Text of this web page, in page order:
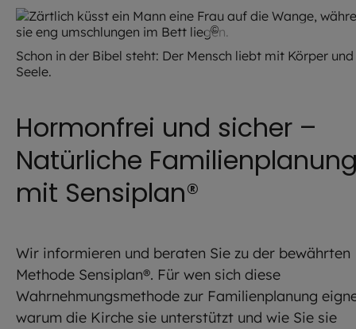
©
Schon in der Bibel steht: Der Mensch liebt mit Körper und
Seele.
Hormonfrei und sicher –
Natürliche
mit Sensiplan®
Wir informieren und beraten Sie zu der bewährten
Methode Sensiplan®. Für wen sich diese
Wahrnehmungsmethode zur Familienplanung
warum die Kirche sie unterstützt und wie Sie sie